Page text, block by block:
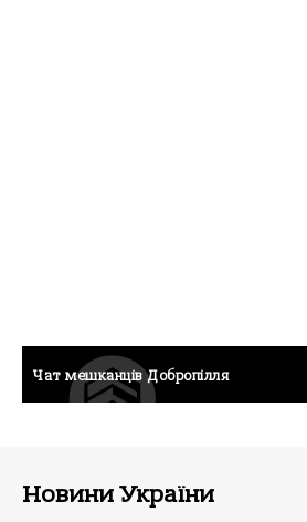
Чат мешканців Добропілля
Новини України